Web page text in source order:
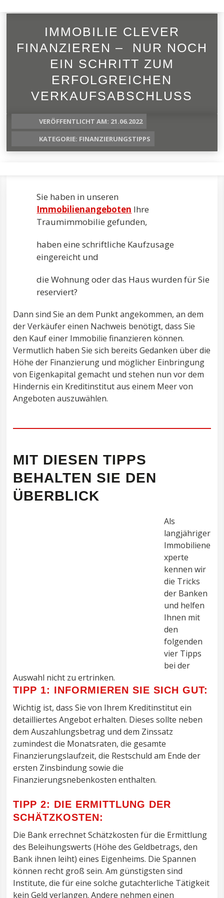
IMMOBILIE CLEVER
FINANZIEREN – NUR NOCH
EIN SCHRITT ZUM
ERFOLGREICHEN
VERKAUFSABSCHLUSS
VERÖFFENTLICHT AM: 21.06.2022
KATEGORIE: FINANZIERUNGSTIPPS
Sie haben in unseren
Immobilienangeboten Ihre
Traumimmobilie gefunden,
haben eine schriftliche Kaufzusage
eingereicht und
die Wohnung oder das Haus wurden für Sie
reserviert?
Dann sind Sie an dem Punkt angekommen, an dem
der Verkäufer einen Nachweis benötigt, dass Sie
den Kauf einer Immobilie finanzieren können.
Vermutlich haben Sie sich bereits Gedanken über die
Höhe der Finanzierung und möglicher Einbringung
von Eigenkapital gemacht und stehen nun vor dem
Hindernis ein Kreditinstitut aus einem Meer von
Angeboten auszuwählen.
MIT DIESEN TIPPS
BEHALTEN SIE DEN
ÜBERBLICK
Als
langjähriger
Immobiliene
xperte
kennen wir
die Tricks
der Banken
und helfen
Ihnen mit
den
folgenden
vier Tipps
bei der
Auswahl nicht zu ertrinken.
TIPP 1: INFORMIEREN SIE SICH GUT:
Wichtig ist, dass Sie von Ihrem Kreditinstitut ein
detailliertes Angebot erhalten. Dieses sollte neben
dem Auszahlungsbetrag und dem Zinssatz
zumindest die Monatsraten, die gesamte
Finanzierungslaufzeit, die Restschuld am Ende der
ersten Zinsbindung sowie die
Finanzierungsnebenkosten enthalten.
TIPP 2: DIE ERMITTLUNG DER
SCHÄTZKOSTEN:
Die Bank errechnet Schätzkosten für die Ermittlung
des Beleihungswerts (Höhe des Geldbetrags, den
Bank ihnen leiht) eines Eigenheims. Die Spannen
können recht groß sein. Am günstigsten sind
Institute, die für eine solche gutachterliche Tätigkeit
kein Geld verlangen. Andere nehmen einen